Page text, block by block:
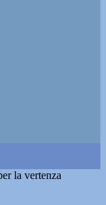
la vertenza